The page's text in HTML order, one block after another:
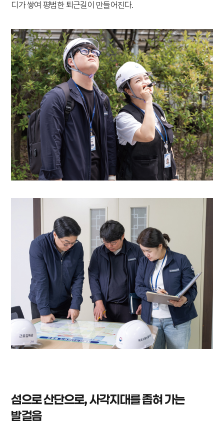
디가 쌓여 평범한 퇴근길이 만들어진다.
섬으로 산단으로, 사각지대를 좁혀 가는
발걸음